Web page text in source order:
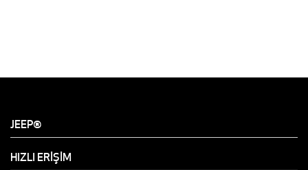
JEEP®
HIZLI ERİŞİM